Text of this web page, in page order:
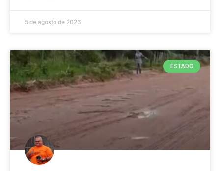
5 de agosto de 2026
ESTADO